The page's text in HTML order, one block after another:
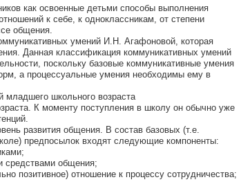
как освоенные детьми способы выполнения
к себе, к одноклассникам, от степени
общения.
умений И.Н. Агафоновой, которая
Данная классификация коммуникативных умений
поскольку базовые коммуникативные умения
а процессуальные умения необходимы ему в
младшего школьного возраста
К моменту поступления в школу он обычно уже
развития общения. В состав базовых (т.е.
предпосылок входят следующие компоненты:
средствами общения;
позитивное) отношение к процессу сотрудничества;